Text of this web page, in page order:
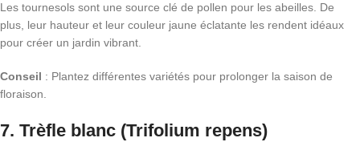
Les tournesols sont une source clé de pollen pour les abeilles. De
plus, leur hauteur et leur couleur jaune éclatante les rendent idéaux
pour créer un jardin vibrant.
Conseil : Plantez différentes variétés pour prolonger la saison de
floraison.
7. Trèfle blanc (Trifolium repens)